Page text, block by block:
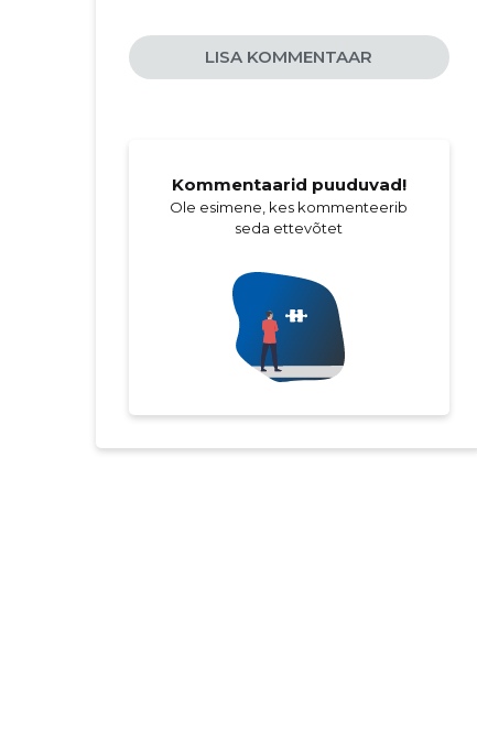
LISA KOMMENTAAR
Kommentaarid puuduvad!
Ole esimene, kes kommenteerib
seda ettevõtet